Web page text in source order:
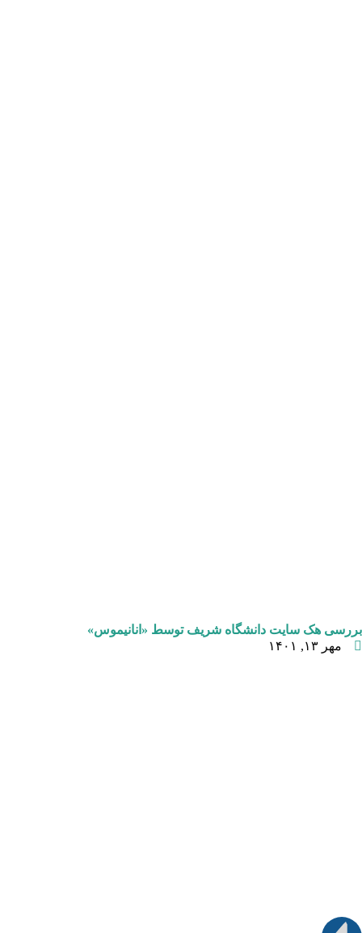
بررسی هک سایت دانشگاه شریف توسط «انانیموس»
مهر ۱۳, ۱۴۰۱